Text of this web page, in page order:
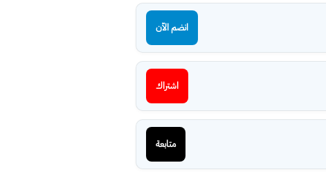
انضم الآن
اشتراك
متابعة